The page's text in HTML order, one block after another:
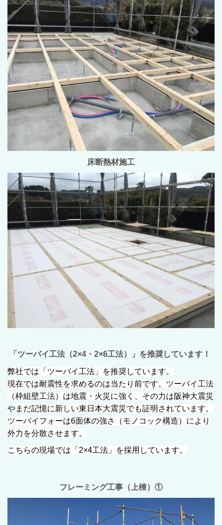
床断熱材施工
「ツーバイ工法（2×4・2×6工法）」を推奨しています！
弊社では「ツーバイ工法」を推奨しています。
現在では耐震性を求めるのは当たり前です。ツーバイ工法
（枠組壁工法）は地震・火災に強く、その力は阪神大震災
やまだ記憶に新しい東日本大震災でも証明されています。
ツーバイフォーは6面体の強さ（モノコック構造）により
外力を分散させます。
こちらの現場では「2×4工法」を採用しています。
フレーミング工事（上棟）①